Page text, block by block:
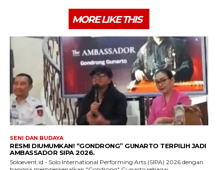
MORE LIKE THIS
SENI DAN BUDAYA
RESMI DIUMUMKAN! “GONDRONG” GUNARTO TERPILIH JADI
AMBASSADOR SIPA 2026.
Soloevent.id - Solo International Performing Arts (SIPA) 2026 dengan